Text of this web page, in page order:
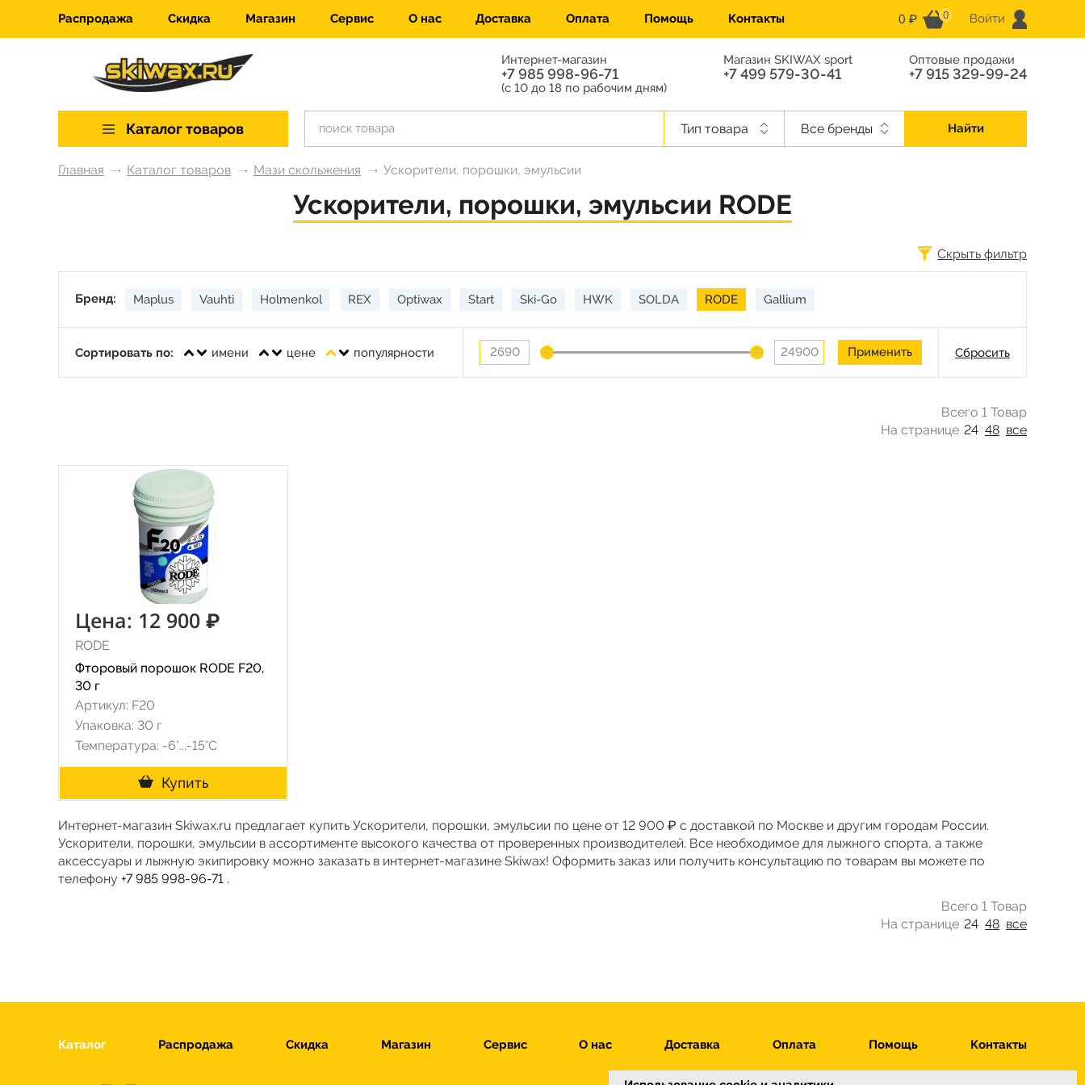
Распродажа Скидка Магазин Сервис О нас Доставка Оплата Помощь Контакты 0 ₽ 0 Войти
Интернет-магазин
+7 985 998-96-71
(с 10 до 18 по рабочим дням)
Магазин SKIWAX sport
+7 499 579-30-41
Оптовые продажи
+7 915 329-99-24
Каталог товаров Тип товара Все бренды Найти
Главная Каталог товаров Мази скольжения Ускорители, порошки, эмульсии
Ускорители, порошки, эмульсии RODE
Скрыть фильтр
Бренд: Maplus Vauhti Holmenkol REX Optiwax Start Ski-Go HWK SOLDA RODE Gallium
Сортировать по: имени цене популярности Сбросить
Всего 1 Товар
На странице 24 48 все
Цена: 12 900 ₽
RODE
Фторовый порошок RODE F20,
30 г
Артикул: F20
Упаковка: 30 г
Температура: -6°...-15°С
Купить
Интернет-магазин Skiwax.ru предлагает купить Ускорители, порошки, эмульсии по цене от 12 900 ₽ с доставкой по Москве и другим городам России.
Ускорители, порошки, эмульсии в ассортименте высокого качества от проверенных производителей. Все необходимое для лыжного спорта, а также
аксессуары и лыжную экипировку можно заказать в интернет-магазине Skiwax! Оформить заказ или получить консультацию по товарам вы можете по
телефону +7 985 998-96-71 .
Всего 1 Товар
На странице 24 48 все
Каталог Распродажа Скидка Магазин Сервис О нас Доставка Оплата Помощь Контакты